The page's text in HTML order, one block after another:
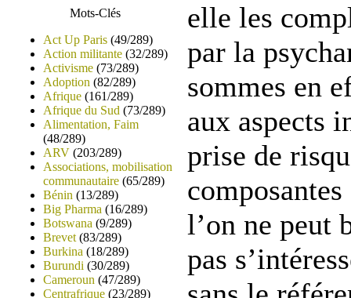
Mots-Clés
Act Up Paris (49/289)
Action militante (32/289)
Activisme (73/289)
Adoption (82/289)
Afrique (161/289)
Afrique du Sud (73/289)
Alimentation, Faim
(48/289)
ARV (203/289)
Associations, mobilisation
communautaire (65/289)
Bénin (13/289)
Big Pharma (16/289)
Botswana (9/289)
Brevet (83/289)
Burkina (18/289)
Burundi (30/289)
Cameroun (47/289)
Centrafrique (23/289)
elle les
par la
sommes en
aux aspects
prise de
l’on ne peut
pas